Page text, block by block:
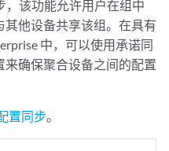
，该功能允许用户在组中
他设备共享该组。在具有
中，可以使用承诺同
确保聚合设备之间的配置
置同步。